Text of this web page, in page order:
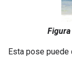
Figura
Esta pose